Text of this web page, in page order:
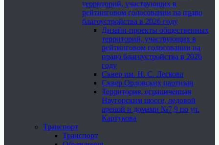
территорий, участвующих в
рейтинговом голосовании на право
благоустройства в 2026 году
Дизайн-проекты общественных
территорий, участвующих в
рейтинговом голосовании на
право благоустройства в 2026
году
Сквер им. Н. С. Лескова
Сквер Орловских партизан
Территория, ограниченная
Наугорским шоссе, ледовой
ареной и домами №7,9 по ул.
Картукова
Транспорт
Транспорт